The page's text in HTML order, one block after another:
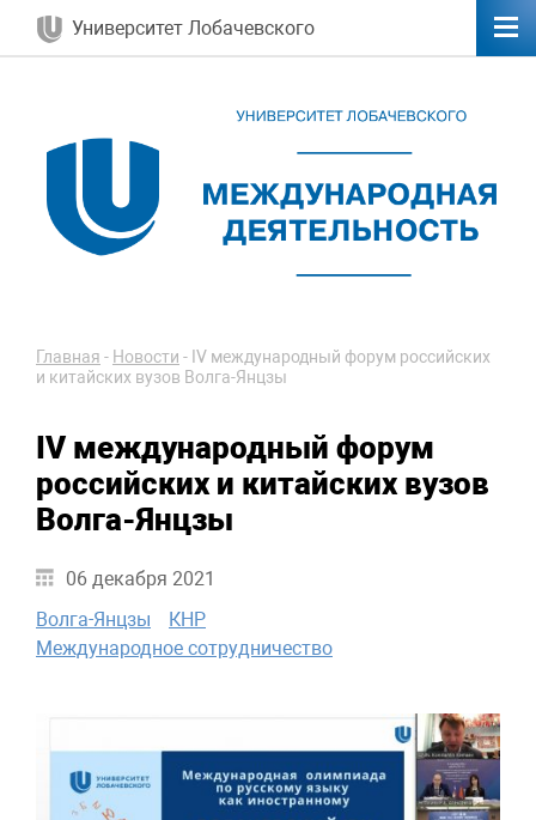
Университет Лобачевского
Главная - Новости - IV международный форум российских
и китайских вузов Волга-Янцзы
IV международный форум
российских и китайских вузов
Волга-Янцзы
06 декабря 2021
Волга-Янцзы
КНР
Международное сотрудничество